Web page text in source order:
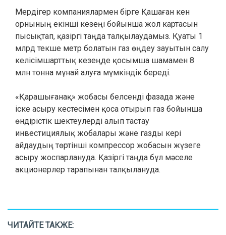
Мердігер компаниялармен бірге Қашаған кен
орнының екінші кезеңі бойынша жол картасын
пысықтап, қазіргі таңда талқылаудамыз. Қуаты 1
млрд текше метр болатын газ өңдеу зауытын салу
келісімшарттық кезеңде қосымша шамамен 8
млн тонна мұнай алуға мүмкіндік береді.
«Қарашығанақ» жобасы белсенді фазада және
іске асыру кестесімен қоса отырып газ бойынша
өндірістік шектеулерді алып тастау
инвестициялық жобалары және газды кері
айдаудың төртінші компрессор жобасын жүзеге
асыру жоспарлануда. Қазіргі таңда бұл мәселе
акционерлер тарапынан талқылануда.
ЧИТАЙТЕ ТАКЖЕ: